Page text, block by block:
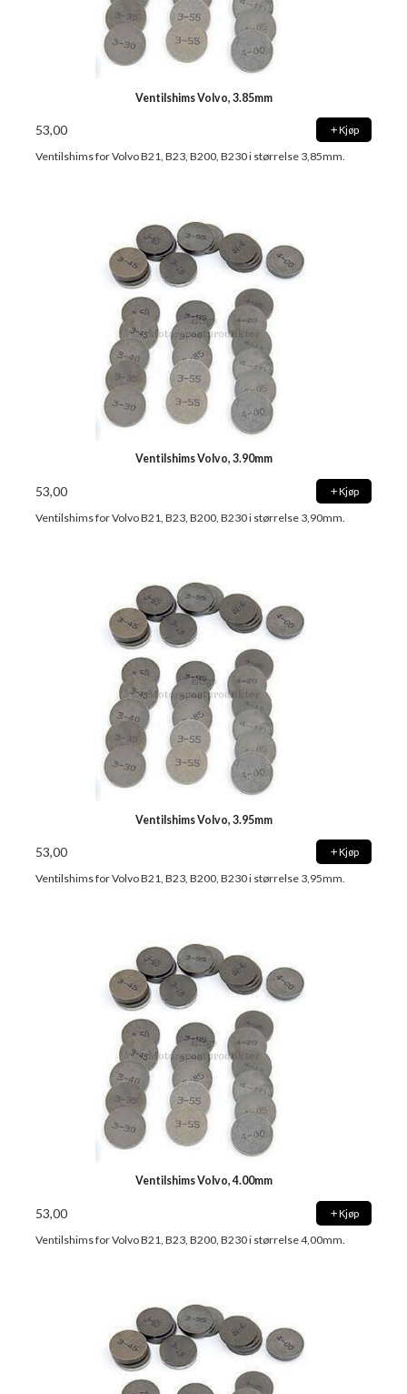
Ventilshims Volvo, 3.85mm
53,00 Kjøp
Ventilshims for Volvo B21, B23, B200, B230 i størrelse 3,85mm.
Ventilshims Volvo, 3.90mm
53,00 Kjøp
Ventilshims for Volvo B21, B23, B200, B230 i størrelse 3,90mm.
Ventilshims Volvo, 3.95mm
53,00 Kjøp
Ventilshims for Volvo B21, B23, B200, B230 i størrelse 3,95mm.
Ventilshims Volvo, 4.00mm
53,00 Kjøp
Ventilshims for Volvo B21, B23, B200, B230 i størrelse 4,00mm.